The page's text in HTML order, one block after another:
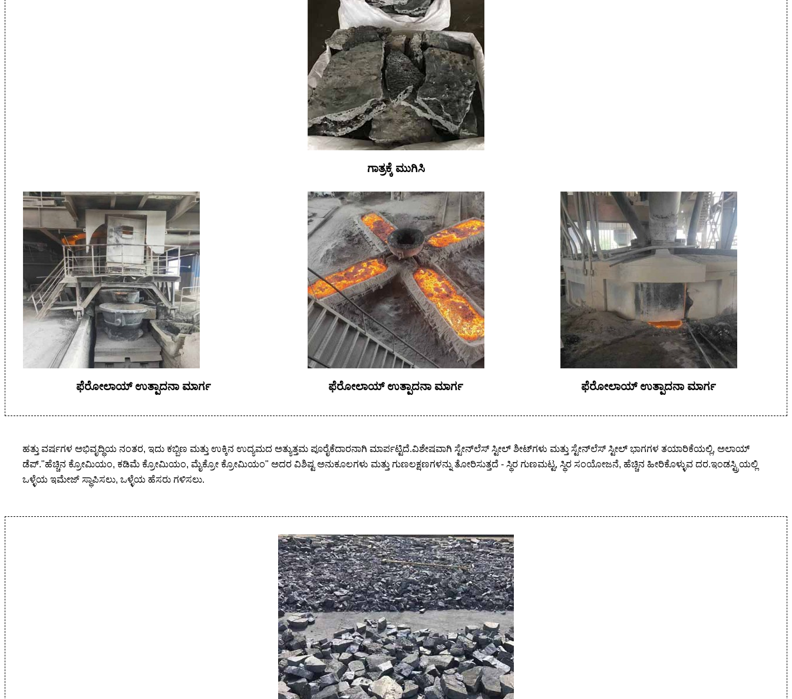
ಗಾತ್ರಕ್ಕೆ ಮುಗಿಸಿ
ಫೆರೋಲಾಯ್ ಉತ್ಪಾದನಾ ಮಾರ್ಗ ಫೆರೋಲಾಯ್ ಉತ್ಪಾದನಾ ಮಾರ್ಗ ಫೆರೋಲಾಯ್ ಉತ್ಪಾದನಾ ಮಾರ್ಗ
ಹತ್ತು ವರ್ಷಗಳ ಅಭಿವೃದ್ಧಿಯ ನಂತರ, ಇದು ಕಬ್ಬಿಣ ಮತ್ತು ಉಕ್ಕಿನ ಉದ್ಯಮದ ಅತ್ಯುತ್ತಮ ಪೂರೈಕೆದಾರನಾಗಿ ಮಾರ್ಪಟ್ಟಿದೆ.ವಿಶೇಷವಾಗಿ ಸ್ಟೇನ್‌ಲೆಸ್ ಸ್ಟೀಲ್ ಶೀಟ್‌ಗಳು ಮತ್ತು ಸ್ಟೇನ್‌ಲೆಸ್ ಸ್ಟೀಲ್ ಭಾಗಗಳ ತಯಾರಿಕೆಯಲ್ಲಿ, ಅಲಾಯ್
ಡೆಪ್."ಹೆಚ್ಚಿನ ಕ್ರೋಮಿಯಂ, ಕಡಿಮೆ ಕ್ರೋಮಿಯಂ, ಮೈಕ್ರೋ ಕ್ರೋಮಿಯಂ" ಅದರ ವಿಶಿಷ್ಟ ಅನುಕೂಲಗಳು ಮತ್ತು ಗುಣಲಕ್ಷಣಗಳನ್ನು ತೋರಿಸುತ್ತದೆ - ಸ್ಥಿರ ಗುಣಮಟ್ಟ, ಸ್ಥಿರ ಸಂಯೋಜನೆ, ಹೆಚ್ಚಿನ ಹೀರಿಕೊಳ್ಳುವ ದರ.ಇಂಡಸ್ಟ್ರಿಯಲ್ಲಿ
ಒಳ್ಳೆಯ ಇಮೇಜ್ ಸ್ಥಾಪಿಸಲು, ಒಳ್ಳೆಯ ಹೆಸರು ಗಳಿಸಲು.